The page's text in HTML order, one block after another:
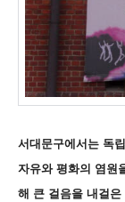
서대문구에서는 독
자유와 평화의 염원
해 큰 걸음을 내걸